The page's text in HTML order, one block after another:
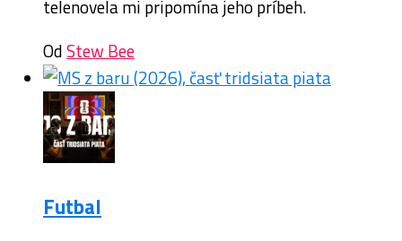
telenovela mi pripomína jeho príbeh.
OdStew Bee
Futbal